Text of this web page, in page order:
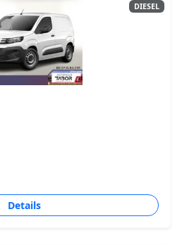
DIESEL
Details